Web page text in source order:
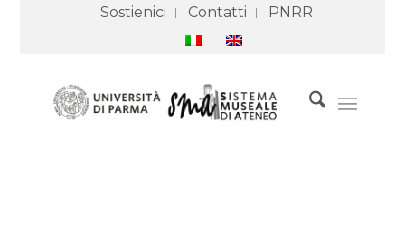
Sostienici Contatti PNRR